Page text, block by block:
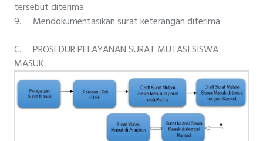
tersebut diterima
9.
Mendokumentasikan surat keterangan diterima
C.
PROSEDUR PELAYANAN SURAT MUTASI SISWA
MASUK